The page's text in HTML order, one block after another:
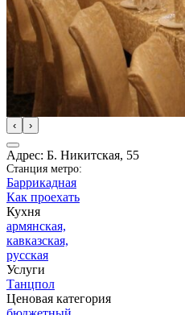
‹ ›
Адрес: Б. Никитская, 55
Станция метро:
Баррикадная
Как проехать
Кухня
армянская,
кавказская,
русская
Услуги
Танцпол
Ценовая категория